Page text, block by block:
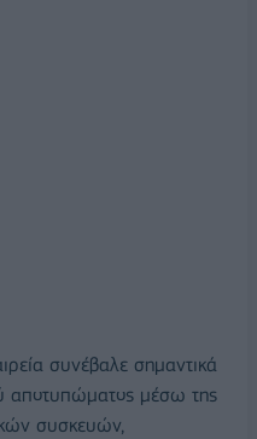
συνέβαλε σημαντικά
αποτυπώματος μέσω της
συσκευών,